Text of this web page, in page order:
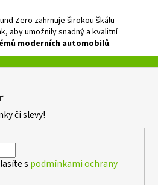
Zero zahrnuje širokou škálu
aby umožnily snadný a kvalitní
moderních automobilů.
či slevy!
s podmínkami ochrany